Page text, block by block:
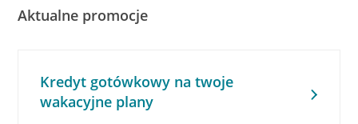
Aktualne promocje
Kredyt gotówkowy na twoje
wakacyjne plany